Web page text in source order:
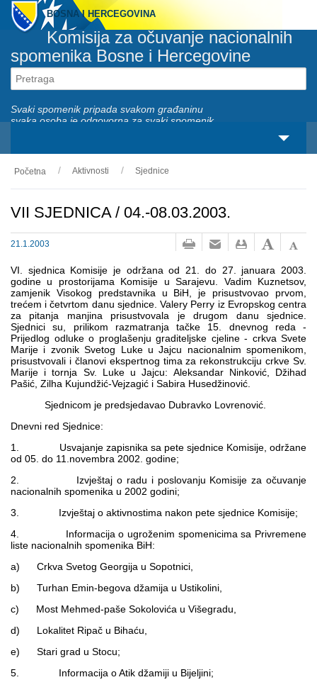
BOSNA I HERCEGOVINA
Komisija za očuvanje nacionalnih
spomenika Bosne i Hercegovine
Svaki spomenik pripada svakom građaninu
svaka osoba je odgovorna za svaki spomenik
O nama
Aktivnosti
Nacionalni spomenici
Servisi
Multimedija
Početna Aktivnosti Sjednice
VII SJEDNICA / 04.-08.03.2003.
21.1.2003
VI. sjednica Komisije je održana od 21. do 27. januara 2003.
godine u prostorijama Komisije u Sarajevu. Vadim Kuznetsov,
zamjenik Visokog predstavnika u BiH, je prisustvovao prvom,
trećem i četvrtom danu sjednice. Valery Perry iz Evropskog centra
za pitanja manjina prisustvovala je ­­­drugom danu sjednice.
Sjednici su, prilikom razmatranja tačke 15. dnevnog reda -
Prijedlog odluke o proglašenju graditeljske cjeline - crkva Svete
Marije i zvonik Svetog Luke u Jajcu nacionalnim spomenikom,
prisustvovali i članovi ekspertnog tima za rekonstrukciju crkve Sv.
Marije i tornja Sv. Luke u Jajcu: Aleksandar Ninković, Džihad
Pašić, Zilha Kujundžić-Vejzagić i Sabira Husedžinović.
Sjednicom je predsjedavao Dubravko Lovrenović.
Dnevni red Sjednice:
1. Usvajanje zapisnika sa pete sjednice Komisije, održane
od 05. do 11.novembra 2002. godine;
2. Izvještaj o radu i poslovanju Komisije za očuvanje
nacionalnih spomenika u 2002 godini;
3. Izvještaj o aktivnostima nakon pete sjednice Komisije;
4. Informacija o ugroženim spomenicima sa Privremene
liste nacionalnih spomenika BiH:
a) Crkva Svetog Georgija u Sopotnici,
b) Turhan Emin-begova džamija u Ustikolini,
c) Most Mehmed-paše Sokolovića u Višegradu,
d) Lokalitet Ripač u Bihaću,
e) Stari grad u Stocu;
5. Informacija o Atik džamiji u Bijeljini;